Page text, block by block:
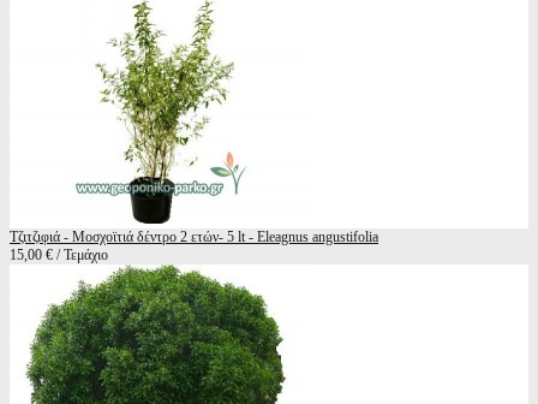
Τζιτζιφιά - Μοσχοϊτιά δέντρο 2 ετών- 5 lt - Eleagnus angustifolia
15,00 € / Τεμάχιο